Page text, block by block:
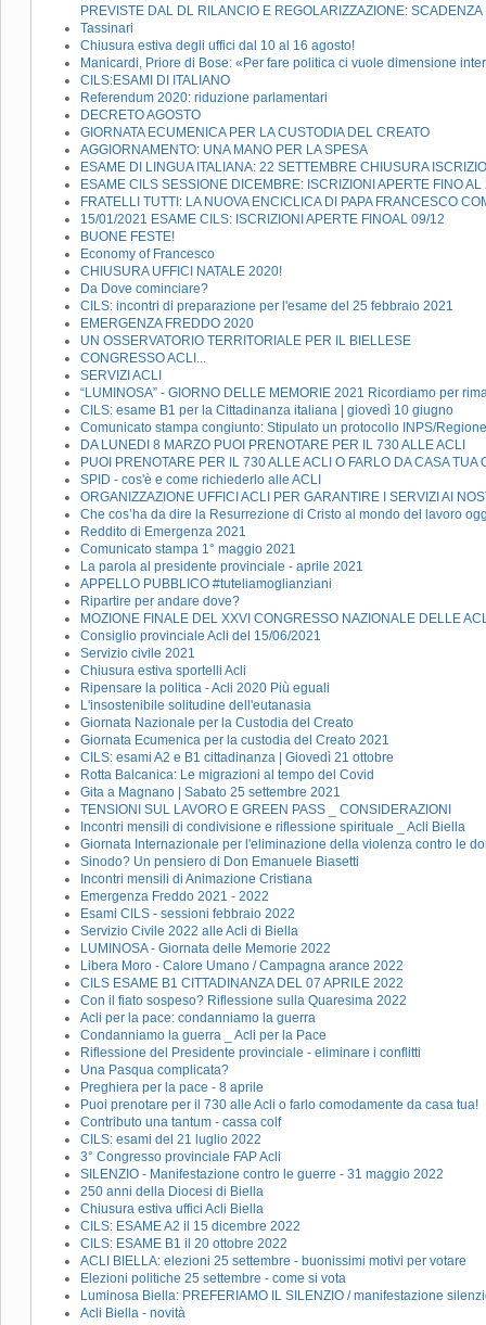
PREVISTE DAL DL RILANCIO E REGOLARIZZAZIONE: SCADENZA
Tassinari
Chiusura estiva degli uffici dal 10 al 16 agosto!
Manicardi, Priore di Bose: «Per fare politica ci vuole dimensione
CILS:ESAMI DI ITALIANO
Referendum 2020: riduzione parlamentari
DECRETO AGOSTO
GIORNATA ECUMENICA PER LA CUSTODIA DEL CREATO
AGGIORNAMENTO: UNA MANO PER LA SPESA
ESAME DI LINGUA ITALIANA: 22 SETTEMBRE CHIUSURA
ESAME CILS SESSIONE DICEMBRE: ISCRIZIONI APERTE FINO AL
FRATELLI TUTTI: LA NUOVA ENCICLICA DI PAPA FRANCESCO
15/01/2021 ESAME CILS: ISCRIZIONI APERTE FINOAL 09/12
BUONE FESTE!
Economy of Francesco
CHIUSURA UFFICI NATALE 2020!
Da Dove cominciare?
CILS: incontri di preparazione per l'esame del 25 febbraio 2021
EMERGENZA FREDDO 2020
UN OSSERVATORIO TERRITORIALE PER IL BIELLESE
CONGRESSO ACLI...
SERVIZI ACLI
“LUMINOSA” - GIORNO DELLE MEMORIE 2021 Ricordiamo per
CILS: esame B1 per la Cittadinanza italiana | giovedì 10 giugno
Comunicato stampa congiunto: Stipulato un protocollo INPS/
DA LUNEDI 8 MARZO PUOI PRENOTARE PER IL 730 ALLE ACLI
PUOI PRENOTARE PER IL 730 ALLE ACLI O FARLO DA CASA TUA
SPID - cos'è e come richiederlo alle ACLI
ORGANIZZAZIONE UFFICI ACLI PER GARANTIRE I SERVIZI AI
Che cos’ha da dire la Resurrezione di Cristo al mondo del lavoro
Reddito di Emergenza 2021
Comunicato stampa 1° maggio 2021
La parola al presidente provinciale - aprile 2021
APPELLO PUBBLICO #tuteliamoglianziani
Ripartire per andare dove?
MOZIONE FINALE DEL XXVI CONGRESSO NAZIONALE DELLE
Consiglio provinciale Acli del 15/06/2021
Servizio civile 2021
Chiusura estiva sportelli Acli
Ripensare la politica - Acli 2020 Più eguali
L'insostenibile solitudine dell'eutanasia
Giornata Nazionale per la Custodia del Creato
Giornata Ecumenica per la custodia del Creato 2021
CILS: esami A2 e B1 cittadinanza | Giovedì 21 ottobre
Rotta Balcanica: Le migrazioni al tempo del Covid
Gita a Magnano | Sabato 25 settembre 2021
TENSIONI SUL LAVORO E GREEN PASS _ CONSIDERAZIONI
Incontri mensili di condivisione e riflessione spirituale _ Acli Biella
Giornata Internazionale per l'eliminazione della violenza contro le
Sinodo? Un pensiero di Don Emanuele Biasetti
Incontri mensili di Animazione Cristiana
Emergenza Freddo 2021 - 2022
Esami CILS - sessioni febbraio 2022
Servizio Civile 2022 alle Acli di Biella
LUMINOSA - Giornata delle Memorie 2022
Libera Moro - Calore Umano / Campagna arance 2022
CILS ESAME B1 CITTADINANZA DEL 07 APRILE 2022
Con il fiato sospeso? Riflessione sulla Quaresima 2022
Acli per la pace: condanniamo la guerra
Condanniamo la guerra _ Acli per la Pace
Riflessione del Presidente provinciale - eliminare i conflitti
Una Pasqua complicata?
Preghiera per la pace - 8 aprile
Puoi prenotare per il 730 alle Acli o farlo comodamente da casa tua!
Contributo una tantum - cassa colf
CILS: esami del 21 luglio 2022
3° Congresso provinciale FAP Acli
SILENZIO - Manifestazione contro le guerre - 31 maggio 2022
250 anni della Diocesi di Biella
Chiusura estiva uffici Acli Biella
CILS: ESAME A2 il 15 dicembre 2022
CILS: ESAME B1 il 20 ottobre 2022
ACLI BIELLA: elezioni 25 settembre - buonissimi motivi per votare
Elezioni politiche 25 settembre - come si vota
Luminosa Biella: PREFERIAMO IL SILENZIO / manifestazione
Acli Biella - novità